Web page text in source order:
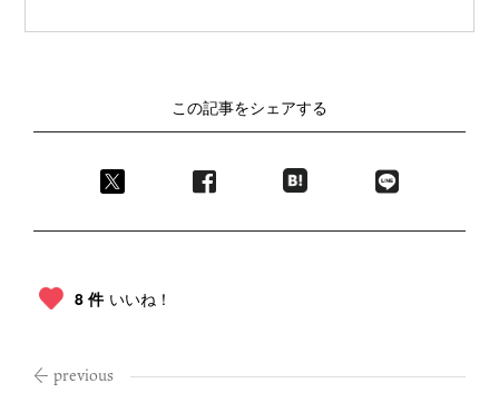
この記事をシェアする
8 件 いいね！